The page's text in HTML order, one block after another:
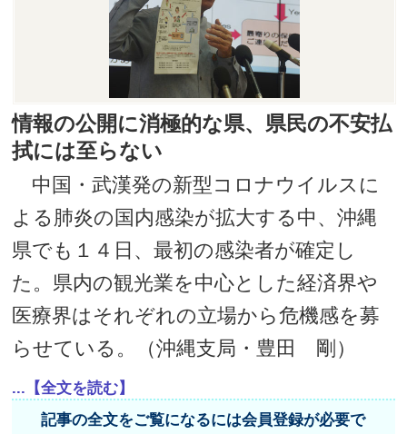
情報の公開に消極的な県、県民の不安払
拭には至らない
中国・武漢発の新型コロナウイルスに
よる肺炎の国内感染が拡大する中、沖縄
県でも１４日、最初の感染者が確定し
た。県内の観光業を中心とした経済界や
医療界はそれぞれの立場から危機感を募
らせている。（沖縄支局・豊田 剛）
...【全文を読む】
記事の全文をご覧になるには会員登録が必要で